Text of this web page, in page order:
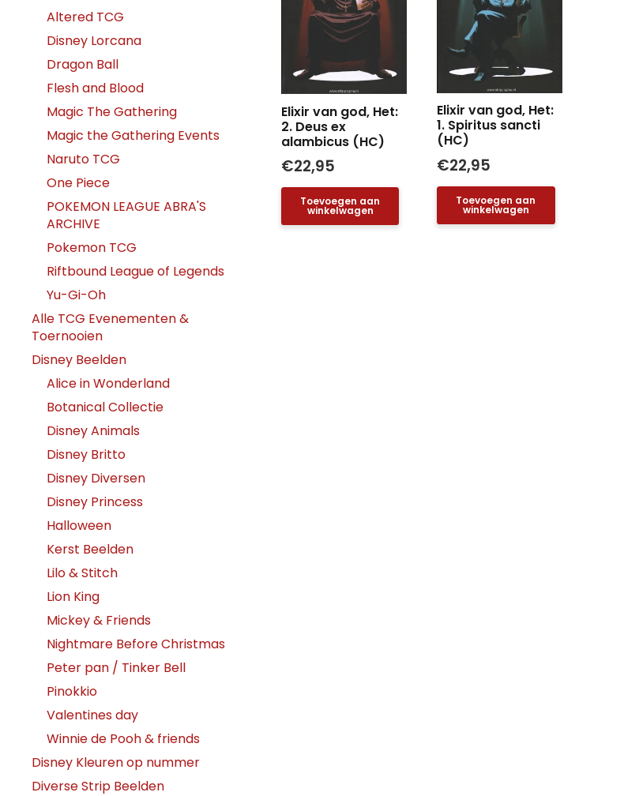
Elixir van god, Het:
2. Deus ex
alambicus (HC)
€22,95
Toevoegen aan
winkelwagen
Elixir van god, Het:
1. Spiritus sancti
(HC)
€22,95
Toevoegen aan
winkelwagen
Altered TCG
Disney Lorcana
Dragon Ball
Flesh and Blood
Magic The Gathering
Magic the Gathering Events
Naruto TCG
One Piece
POKEMON LEAGUE ABRA'S
ARCHIVE
Pokemon TCG
Riftbound League of Legends
Yu-Gi-Oh
Alle TCG Evenementen &
Toernooien
Disney Beelden
Alice in Wonderland
Botanical Collectie
Disney Animals
Disney Britto
Disney Diversen
Disney Princess
Halloween
Kerst Beelden
Lilo & Stitch
Lion King
Mickey & Friends
Nightmare Before Christmas
Peter pan / Tinker Bell
Pinokkio
Valentines day
Winnie de Pooh & friends
Disney Kleuren op nummer
Diverse Strip Beelden